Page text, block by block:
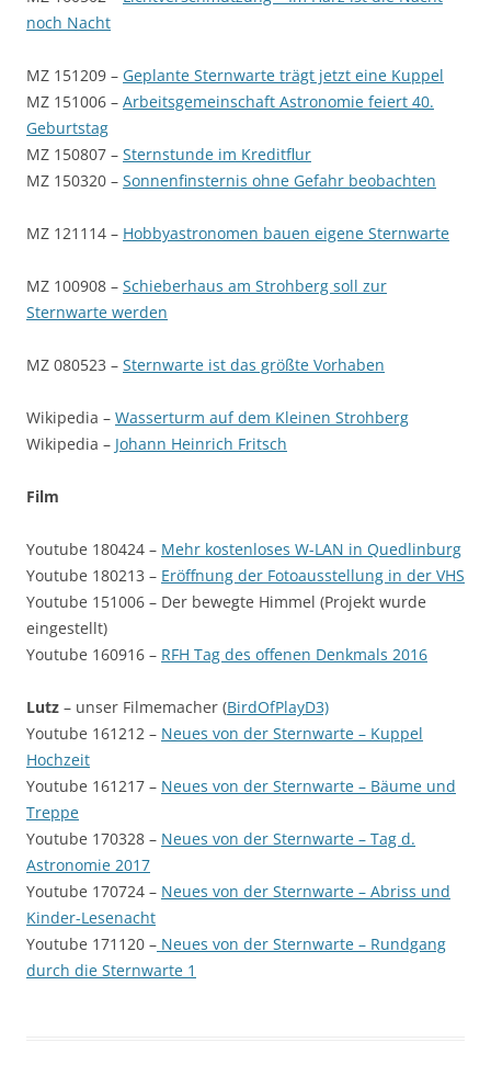
noch Nacht
MZ 151209 – Geplante Sternwarte trägt jetzt eine Kuppel
MZ 151006 – Arbeitsgemeinschaft Astronomie feiert 40.
Geburtstag
MZ 150807 – Sternstunde im Kreditflur
MZ 150320 – Sonnenfinsternis ohne Gefahr beobachten
MZ 121114 – Hobbyastronomen bauen eigene Sternwarte
MZ 100908 – Schieberhaus am Strohberg soll zur
Sternwarte werden
MZ 080523 – Sternwarte ist das größte Vorhaben
Wikipedia – Wasserturm auf dem Kleinen Strohberg
Wikipedia – Johann Heinrich Fritsch
Film
Youtube 180424 – Mehr kostenloses W-LAN in Quedlinburg
Youtube 180213 – Eröffnung der Fotoausstellung in der VHS
Youtube 151006 – Der bewegte Himmel (Projekt wurde
eingestellt)
Youtube 160916 – RFH Tag des offenen Denkmals 2016
Lutz – unser Filmemacher (BirdOfPlayD3)
Youtube 161212 – Neues von der Sternwarte – Kuppel
Hochzeit
Youtube 161217 – Neues von der Sternwarte – Bäume und
Treppe
Youtube 170328 – Neues von der Sternwarte – Tag d.
Astronomie 2017
Youtube 170724 – Neues von der Sternwarte – Abriss und
Kinder-Lesenacht
Youtube 171120 – Neues von der Sternwarte – Rundgang
durch die Sternwarte 1